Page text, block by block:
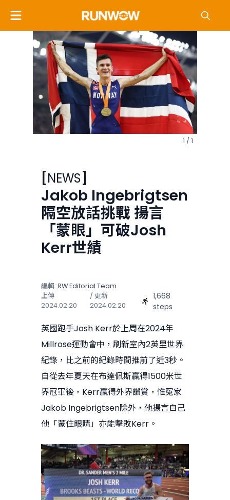
1 / 1
[NEWS]
Jakob Ingebrigtsen
隔空放話挑戰 揚言
「蒙眼」可破Josh
Kerr世績
編輯: RW Editorial Team
上傳
2024.02.20
/ 更新
2024.02.20
1,668
steps
英國跑手Josh Kerr於上周在2024年
Millrose運動會中，刷新室內2英里世界
紀錄，比之前的紀錄時間推前了近3秒。
自從去年夏天在布達佩斯贏得1500米世
界冠軍後，Kerr贏得外界讚賞，惟冤家
Jakob Ingebrigtsen除外，他揚言自己
他「蒙住眼睛」亦能擊敗Kerr。